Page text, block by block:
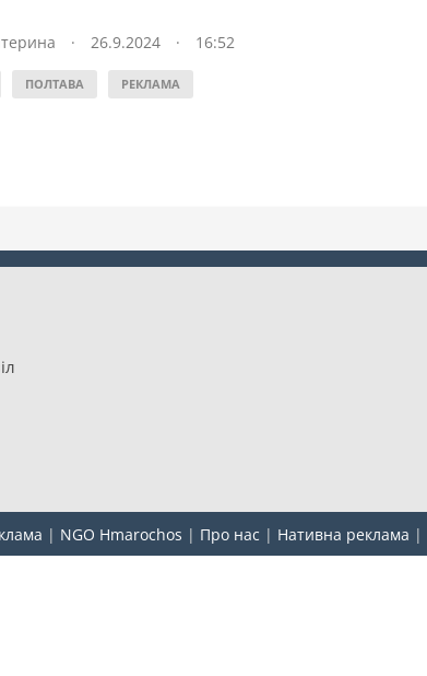
· 26.9.2024 · 16:52
ПОЛТАВА РЕКЛАМА
| NGO Hmarochos | Про нас | Нативна реклама |